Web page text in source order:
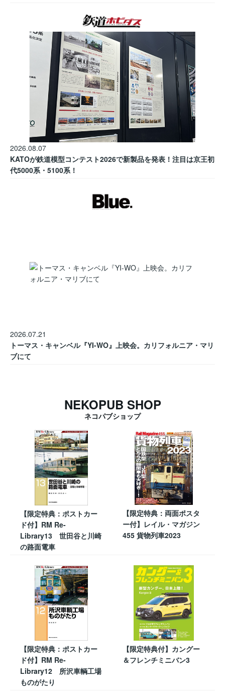
2026.08.07
KATOが鉄道模型コンテスト2026で新製品を発表！注目は京王初
代5000系・5100系！
2026.07.21
トーマス・キャンベル『YI-WO』上映会。カリフォルニア・マリ
ブにて
NEKOPUB SHOP
ネコパブショップ
【限定特典：ポストカー
ド付】RM Re-
Library13 世田谷と川崎
の路面電車
【限定特典：両面ポスタ
ー付】レイル・マガジン
455 貨物列車2023
【限定特典：ポストカー
ド付】RM Re-
Library12 所沢車輌工場
ものがたり
【限定特典付】カングー
＆フレンチミニバン3